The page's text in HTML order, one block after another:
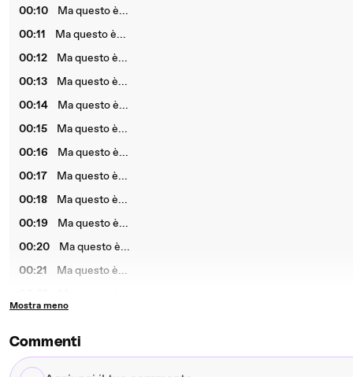
00:10
Ma questo è...
00:11
Ma questo è...
00:12
Ma questo è...
00:13
Ma questo è...
00:14
Ma questo è...
00:15
Ma questo è...
00:16
Ma questo è...
00:17
Ma questo è...
00:18
Ma questo è...
00:19
Ma questo è...
00:20
Ma questo è...
00:21
Ma questo è...
00:24
Ma questo è...
00:25
Mostra meno
Commenti